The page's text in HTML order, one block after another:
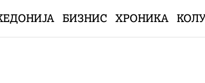
БИЗНИС ХРОНИКА